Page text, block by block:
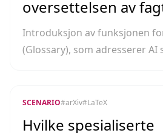
oversettelsen av
Introduksjon av funksjonen
(Glossary), som adresserer AI
SCENARIO#arXiv#LaTeX
Hvilke spesialiserte